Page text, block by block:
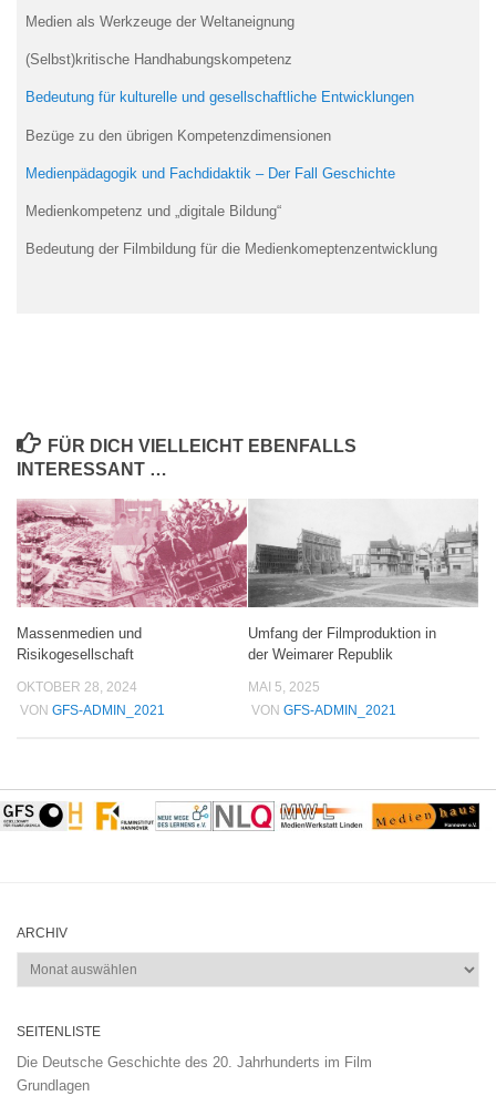
Medien als Werkzeuge der Weltaneignung
(Selbst)kritische Handhabungskompetenz
Bedeutung für kulturelle und gesellschaftliche Entwicklungen
Bezüge zu den übrigen Kompetenzdimensionen
Medienpädagogik und Fachdidaktik – Der Fall Geschichte
Medienkompetenz und „digitale Bildung“
Bedeutung der Filmbildung für die Medienkomeptenzentwicklung
FÜR DICH VIELLEICHT EBENFALLS
INTERESSANT …
Massenmedien und
Risikogesellschaft
OKTOBER 28, 2024
VON GFS-ADMIN_2021
Umfang der Filmproduktion in
der Weimarer Republik
MAI 5, 2025
VON GFS-ADMIN_2021
ARCHIV
Archiv
SEITENLISTE
Die Deutsche Geschichte des 20. Jahrhunderts im Film
Grundlagen